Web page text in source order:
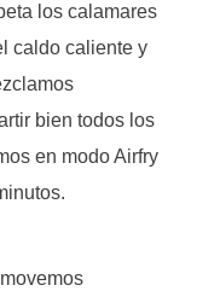
los calamares
caldo caliente y
bien todos los
en modo Airfry